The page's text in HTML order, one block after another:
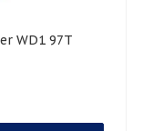
WD1 97T